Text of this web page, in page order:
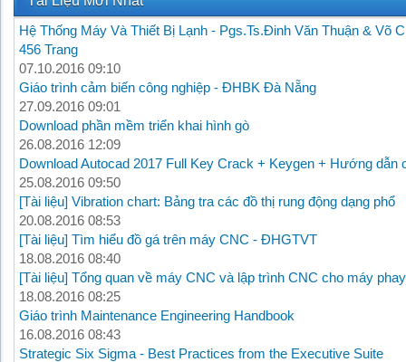
Hệ Thống Máy Và Thiết Bị Lạnh - Pgs.Ts.Đinh Văn Thuận & Võ
456 Trang
07.10.2016 09:10
Giáo trình cảm biến công nghiệp - ĐHBK Đà Nẵng
27.09.2016 09:01
Download phần mềm triển khai hình gò
26.08.2016 12:09
Download Autocad 2017 Full Key Crack + Keygen + Hướng dẫn
25.08.2016 09:50
[Tài liệu] Vibration chart: Bảng tra các đồ thị rung động dạng phổ
20.08.2016 08:53
[Tài liệu] Tìm hiểu đồ gá trên máy CNC - ĐHGTVT
18.08.2016 08:40
[Tài liệu] Tổng quan về máy CNC và lập trình CNC cho máy
18.08.2016 08:25
Giáo trình Maintenance Engineering Handbook
16.08.2016 08:43
Strategic Six Sigma - Best Practices from the Executive Suite